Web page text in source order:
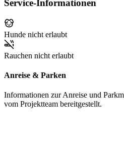
Service-Informationen
Hunde nicht erlaubt
Rauchen nicht erlaubt
Anreise & Parken
Informationen zur Anreise und
vom Projektteam bereitgestellt.